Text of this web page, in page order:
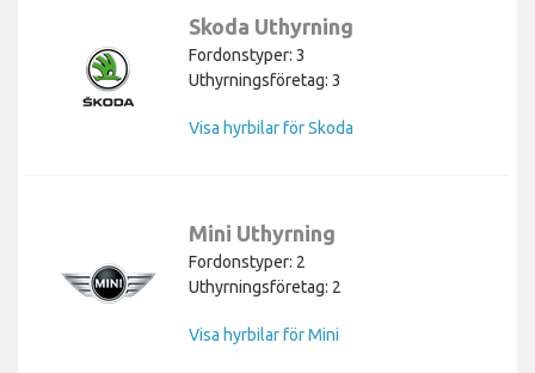
Skoda Uthyrning
Fordonstyper: 3
Uthyrningsföretag: 3
Visa hyrbilar för Skoda
Mini Uthyrning
Fordonstyper: 2
Uthyrningsföretag: 2
Visa hyrbilar för Mini